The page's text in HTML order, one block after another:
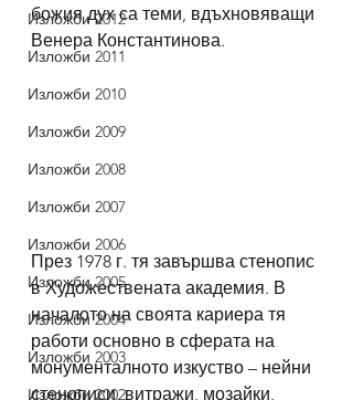
Изложби 2012
Изложби 2011
Изложби 2010
Изложби 2009
Изложби 2008
Изложби 2007
Изложби 2006
Изложби 2005
Изложби 2004
Изложби 2003
Изложби 2002
божия дух са теми, вдъхновяващи
Венера Константинова.
През 1978 г. тя завършва стенопис
в Художествената академия. В
началото на своята кариера тя
работи основно в сферата на
монументалното изкуство – нейни
стенописи, витражи, мозайки,